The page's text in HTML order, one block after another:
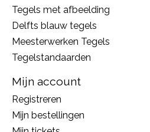
Tegels met afbeelding
Delfts blauw tegels
Meesterwerken Tegels
Tegelstandaarden
Mijn account
Registreren
Mijn bestellingen